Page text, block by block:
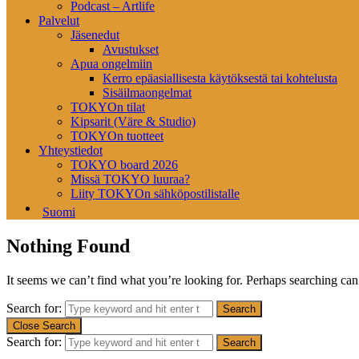
Podcast – Artlife
Palvelut
Jäsenedut
Avustukset
Apua ongelmiin
Kerro epäasiallisesta käytöksestä tai kohtelusta
Sisäilmaongelmat
TOKYOn tilat
Kipsarit (Väre & Studio)
TOKYOn tuotteet
Yhteystiedot
TOKYO board 2026
Missä TOKYO luuraa?
Liity TOKYOn sähköpostilistalle
Suomi
Nothing Found
It seems we can’t find what you’re looking for. Perhaps searching
Search for:
Close Search
Search for: